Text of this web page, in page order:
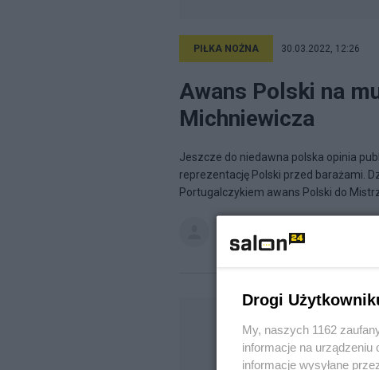
PIŁKA NOŻNA 30.03.2022, 12:26
Awans Polski na
Michniewicza
Jeszcze do niedawna polska opinia
reprezentację Polski przed barażami.
Portugalczykiem awans Polski do
RadoslawKowalski na blogu
Drogi
My, naszych 1162
informacje na urządzeniu
informacje wysyłane